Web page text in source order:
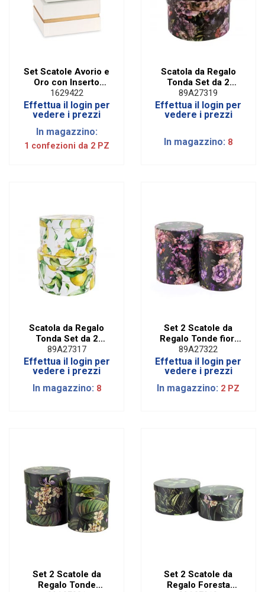
Set Scatole Avorio e
Oro con Inserto
Removibile (2 PZ)
1629422
Effettua il login per
vedere i prezzi
In magazzino:
1 confezioni da 2 PZ
Scatola da Regalo
Tonda Set da 2
Floreale Blu
89A27319
Effettua il login per
vedere i prezzi
In magazzino: 8
Scatola da Regalo
Tonda Set da 2
Limoni Giallo
89A27317
Effettua il login per
vedere i prezzi
In magazzino: 8
Set 2 Scatole da
Regalo Tonde fiori
Blue | Diam. 19 cm
89A27322
Effettua il login per
vedere i prezzi
In magazzino: 2 PZ
Set 2 Scatole da
Regalo Tonde
Set 2 Scatole da
Regalo Foresta